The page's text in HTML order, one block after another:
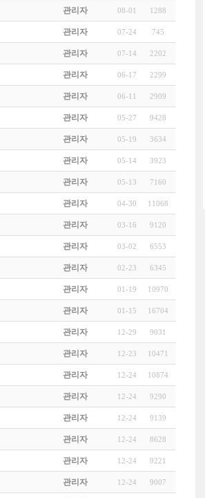
관리자 08-01 1288
관리자 07-24 745
관리자 07-14 2202
관리자 06-17 2299
관리자 06-11 2909
관리자 05-27 9428
관리자 05-19 3634
관리자 05-14 3923
관리자 05-13 7160
관리자 04-30 11068
관리자 03-16 9120
관리자 03-02 6553
관리자 02-23 6345
관리자 01-19 10970
관리자 01-15 16704
관리자 12-29 9031
관리자 12-23 10471
관리자 12-24 10874
관리자 12-24 9290
관리자 12-24 9139
관리자 12-24 8628
관리자 12-24 9221
관리자 12-24 9007